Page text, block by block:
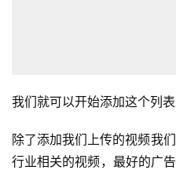
首
页
我们就可以开始添加这个列表
除了添加我们上传的视频我
行业相关的视频，最好的广